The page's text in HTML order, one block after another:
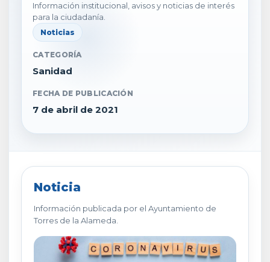
Información institucional, avisos y noticias de interés
para la ciudadanía.
Noticias
CATEGORÍA
Sanidad
FECHA DE PUBLICACIÓN
7 de abril de 2021
Noticia
Información publicada por el Ayuntamiento de
Torres de la Alameda.